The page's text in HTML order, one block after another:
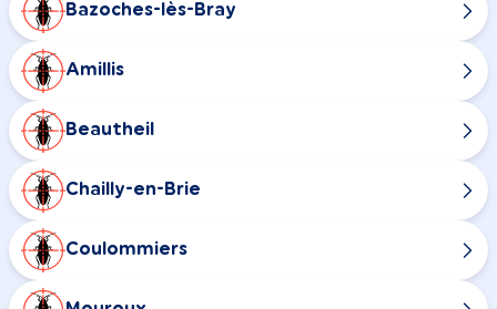
Bazoches-lès-Bray
Amillis
Beautheil
Chailly-en-Brie
Coulommiers